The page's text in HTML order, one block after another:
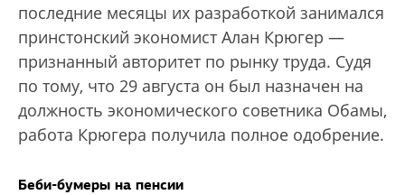
последние месяцы их разработкой занимался
принстонский экономист Алан Крюгер —
признанный авторитет по рынку труда. Судя
по тому, что 29 августа он был назначен на
должность экономического советника Обамы,
работа Крюгера получила полное одобрение.
Беби-бумеры на пенсии